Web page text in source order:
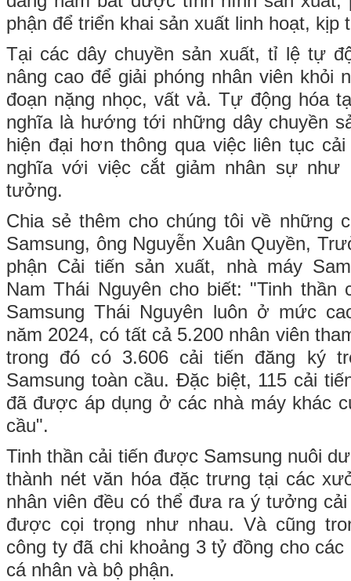
phận để triển khai sản xuất linh hoạt, kịp
Tại các dây chuyền sản xuất, tỉ lệ tự
nâng cao để giải phóng nhân viên khỏi
đoạn nặng nhọc, vất vả. Tự động hóa
nghĩa là hướng tới những dây chuyền
hiện đại hơn thông qua việc liên tục
nghĩa với việc cắt giảm nhân sự như
tưởng.
Chia sẻ thêm cho chúng tôi về những
Samsung, ông Nguyễn Xuân Quyền,
phận Cải tiến sản xuất, nhà máy
Nam Thái Nguyên cho biết: "Tinh thần
Samsung Thái Nguyên luôn ở mức
năm 2024, có tất cả 5.200 nhân viên
trong đó có 3.606 cải tiến đăng ký
Samsung toàn cầu. Đặc biệt, 115 cải
đã được áp dụng ở các nhà máy khác
cầu".
Tinh thần cải tiến được Samsung nuôi
thành nét văn hóa đặc trưng tại các
nhân viên đều có thể đưa ra ý tưởng
được cọi trọng như nhau. Và cũng
công ty đã chi khoảng 3 tỷ đồng cho
cá nhân và bộ phận.